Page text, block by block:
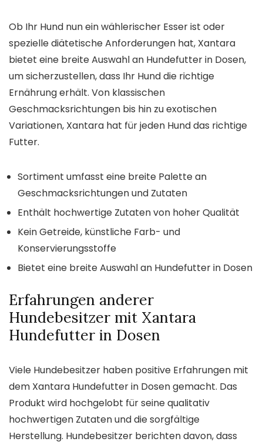
Ob Ihr Hund nun ein wählerischer Esser ist oder
spezielle diätetische Anforderungen hat, Xantara
bietet eine breite Auswahl an Hundefutter in Dosen,
um sicherzustellen, dass Ihr Hund die richtige
Ernährung erhält. Von klassischen
Geschmacksrichtungen bis hin zu exotischen
Variationen, Xantara hat für jeden Hund das richtige
Futter.
Sortiment umfasst eine breite Palette an
Geschmacksrichtungen und Zutaten
Enthält hochwertige Zutaten von hoher Qualität
Kein Getreide, künstliche Farb- und
Konservierungsstoffe
Bietet eine breite Auswahl an Hundefutter in Dosen
Erfahrungen anderer
Hundebesitzer mit Xantara
Hundefutter in Dosen
Viele Hundebesitzer haben positive Erfahrungen mit
dem Xantara Hundefutter in Dosen gemacht. Das
Produkt wird hochgelobt für seine qualitativ
hochwertigen Zutaten und die sorgfältige
Herstellung. Hundebesitzer berichten davon, dass